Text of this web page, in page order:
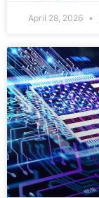
April 28, 2026